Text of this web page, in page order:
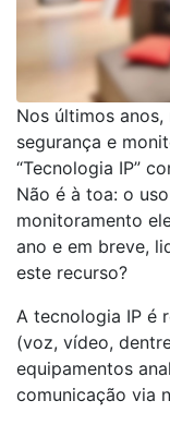
Nos últimos
segurança e
“Tecnologia IP”
Não é à toa: o
monitoramento
ano e em breve,
este recurso?
A tecnologia IP é
(voz, vídeo,
equipamentos
comunicação via